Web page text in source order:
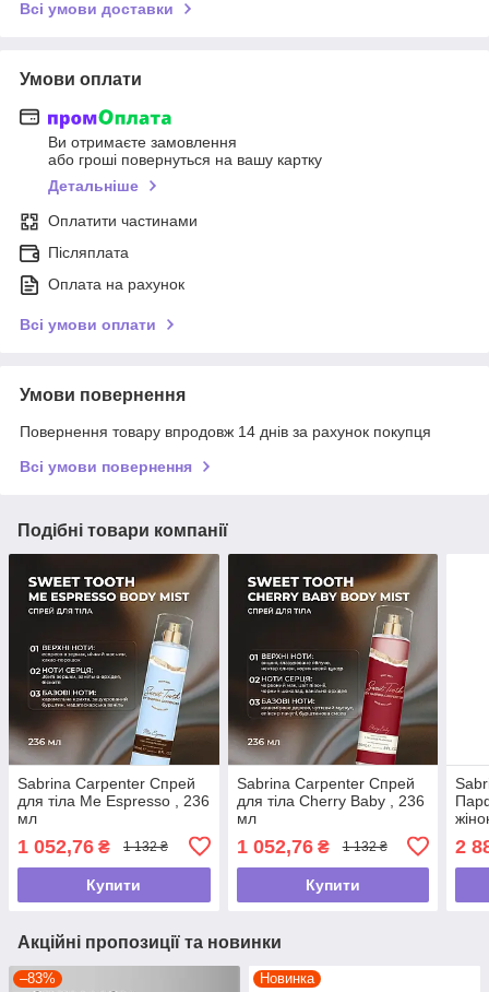
Всі умови доставки
Умови оплати
Ви отримаєте замовлення
або гроші повернуться на вашу картку
Детальніше
Оплатити частинами
Післяплата
Оплата на рахунок
Всі умови оплати
Умови повернення
Повернення товару впродовж 14 днів за рахунок покупця
Всі умови повернення
Подібні товари компанії
Sabrina Carpenter Спрей
для тіла Me Espresso , 236
мл
1 052,76 ₴ 1 132 ₴
Купити
Sabrina Carpenter Спрей
для тіла Cherry Baby , 236
мл
1 052,76₴ 1 132 ₴
Купити
2
Акційні пропозиції та новинки
–83% Новинка